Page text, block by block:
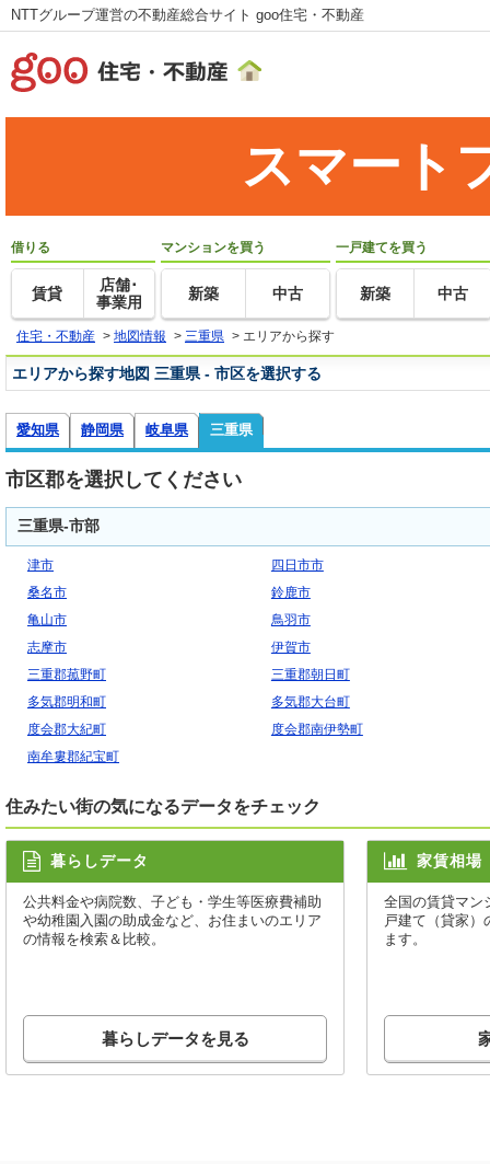
NTTグループ運営の不動産総合サイト goo住宅・不動産
スマート
借りる
賃貸
店舗･
事業用
マンションを買う
新築 中古
一戸建てを買う
新築 中古
住宅・不動産 > 地図情報 > 三重県 > エリアから探す
エリアから探す地図 三重県 - 市区を選択する
愛知県 静岡県 岐阜県 三重県
市区郡を選択してください
三重県-市部
津市
四日市市
桑名市
鈴鹿市
亀山市
鳥羽市
志摩市
伊賀市
三重郡菰野町
三重郡朝日町
多気郡明和町
多気郡大台町
度会郡大紀町
度会郡南伊勢町
南牟婁郡紀宝町
住みたい街の気になるデータをチェック
暮らしデータ
公共料金や病院数、子ども・学生等医療費補助
や幼稚園入園の助成金など、お住まいのエリア
の情報を検索＆比較。
暮らしデータを見る
家賃相場
全国の賃貸マン
戸建て（貸家）
ます。